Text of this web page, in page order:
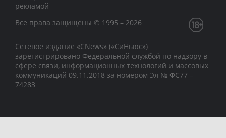
рекламой
Все права защищены © 1995 – 2026
Сетевое издание «CNews» («СиНьюс»)
зарегистрировано Федеральной службой по надзору в
сфере связи, информационных технологий и массовых
коммуникаций 09.11.2018 за номером Эл № ФС77 –
74283